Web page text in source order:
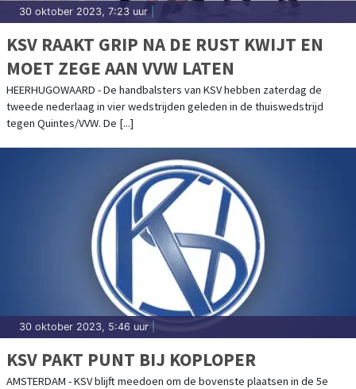
30 oktober 2023, 7:23 uur
KSV RAAKT GRIP NA DE RUST KWIJT EN
MOET ZEGE AAN VVW LATEN
HEERHUGOWAARD - De handbalsters van KSV hebben zaterdag de
tweede nederlaag in vier wedstrijden geleden in de thuiswedstrijd
tegen Quintes/VVW. De [...]
30 oktober 2023, 5:46 uur
KSV PAKT PUNT BIJ KOPLOPER
AMSTERDAM - KSV blijft meedoen om de bovenste plaatsen in de 5e